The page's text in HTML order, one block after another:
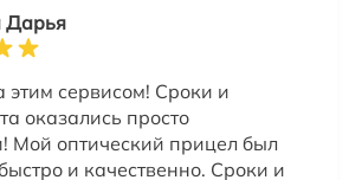
Дарья
этим сервисом! Сроки и
оказались просто
Мой оптический прицел был
и качественно. Сроки и